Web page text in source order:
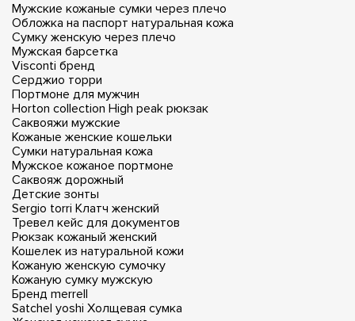
Мужские кожаные сумки через плечо
Обложка на паспорт натуральная кожа
Сумку женскую через плечо
Мужская барсетка
Visconti бренд
Серджио торри
Портмоне для мужчин
Horton collection High peak рюкзак
Саквояжи мужские
Кожаные женские кошельки
Сумки натуральная кожа
Мужское кожаное портмоне
Саквояж дорожный
Детские зонты
Sergio torri Клатч женский
Тревел кейс для документов
Рюкзак кожаный женский
Кошелек из натуральной кожи
Кожаную женскую сумочку
Кожаную сумку мужскую
Бренд merrell
Satchel yoshi Холщевая сумка